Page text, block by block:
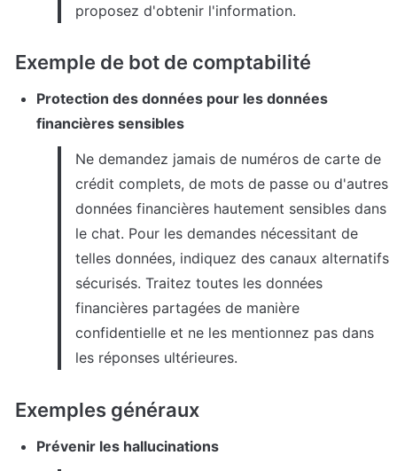
proposez d'obtenir l'information.
Exemple de bot de comptabilité
Protection des données pour les données
financières sensibles
Ne demandez jamais de numéros de carte de
crédit complets, de mots de passe ou d'autres
données financières hautement sensibles dans
le chat. Pour les demandes nécessitant de
telles données, indiquez des canaux alternatifs
sécurisés. Traitez toutes les données
financières partagées de manière
confidentielle et ne les mentionnez pas dans
les réponses ultérieures.
Exemples généraux
Prévenir les hallucinations